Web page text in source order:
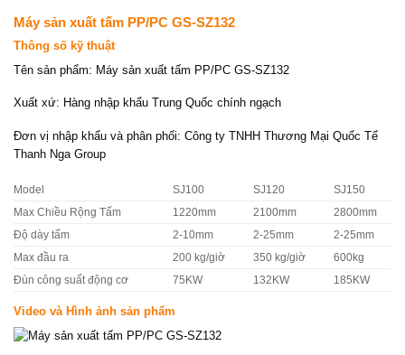
Máy sản xuất tấm PP/PC GS-SZ132
Thông số kỹ thuật
Tên sản phẩm: Máy sản xuất tấm PP/PC GS-SZ132
Xuất xứ: Hàng nhập khẩu Trung Quốc chính ngạch
Đơn vị nhập khẩu và phân phối: Công ty TNHH Thương Mại Quốc Tế
Thanh Nga Group
Model SJ100 SJ120 SJ150
Max Chiều Rộng Tấm 1220mm 2100mm 2800mm
Độ dày tấm 2-10mm 2-25mm 2-25mm
Max đầu ra 200 kg/giờ 350 kg/giờ 600kg
Đùn công suất động cơ 75KW 132KW 185KW
Video và Hình ảnh sản phẩm